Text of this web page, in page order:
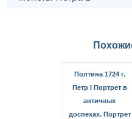
Полтина 1724 г.
Петр I Портрет в
античных
доспехах. Портрет